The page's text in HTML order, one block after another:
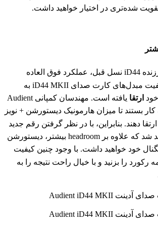
شده‌تری در اختیار خواهید داشت.
یکی از ویژگی‌های ارزنده iD44 نسل قبل، عملکرد فوق العاده
مبدل‌های آن بود. کیفیت مبدل‌های کارت صدای iD44 MKII به
ارتقا
یافته است. مهندسان کمپانی Audient
بستند تا میزان هارمونیک دیستورشن + نویز
(THD+N) را تا 9dB ارتقا دهند. بنابراین، با در نظر گرفتن رقم جدید
112dB متوجه خواهید شد که علاوه بر headroom بیشتر، دیستورشن
خود خواهید داشت. با وجود چنین کیفیت
رکورد را بزنید و با خیال راحت نتیجه را به